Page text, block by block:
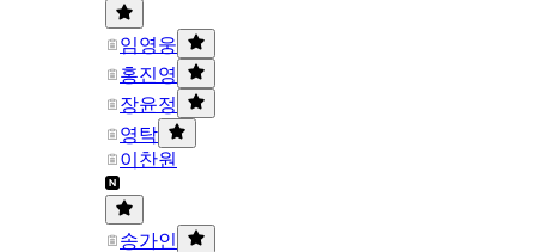
임영웅
홍진영
장윤정
영탁
이찬원
송가인